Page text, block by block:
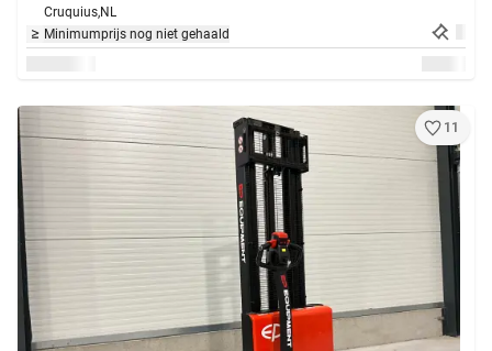
Cruquius,NL
Minimumprijs nog niet gehaald
11